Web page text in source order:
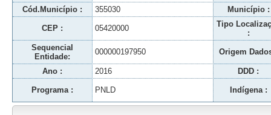
Cód.Município : 355030 Município :
CEP : 05420000
Tipo
:
Sequencial
Entidade:
000000197950 Origem
Ano : 2016 DDD :
Programa : PNLD Indígena :